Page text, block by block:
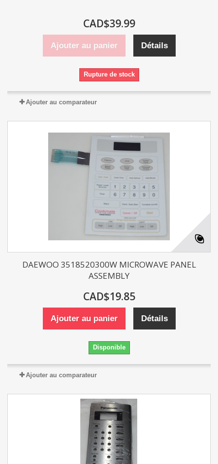
CAD$39.99
Ajouter au panier Détails
Rupture de stock
Ajouter au comparateur
DAEWOO 3518520300W MICROWAVE PANEL
ASSEMBLY
CAD$19.85
Ajouter au panier Détails
Disponible
Ajouter au comparateur